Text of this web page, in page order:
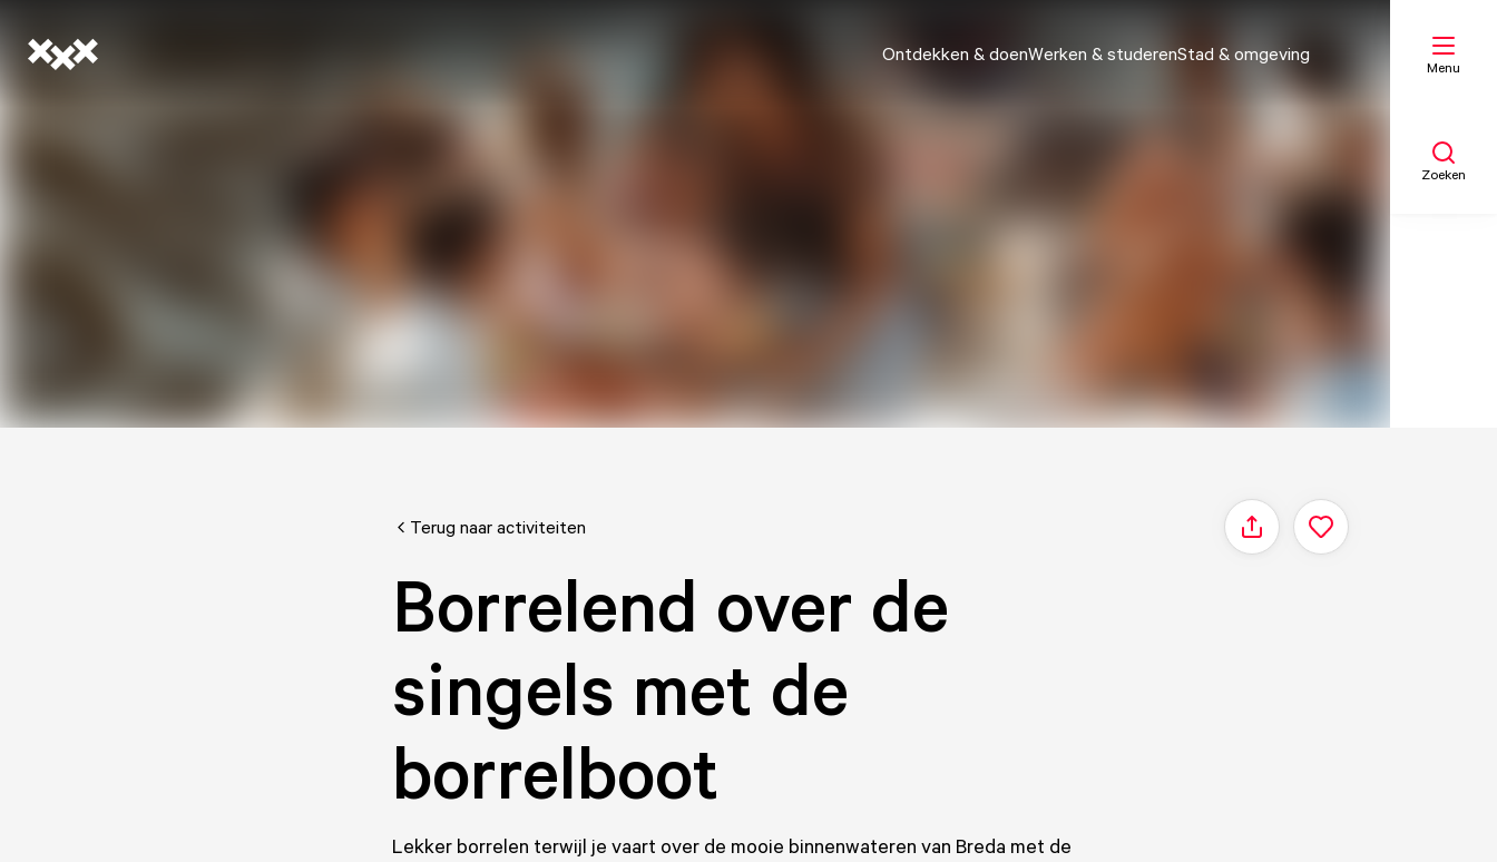
Ontdekken & doenWerken & studerenStad & omgeving
Menu
Zoeken
Terug naar activiteiten Delen
Borrelend over de
singels met de
borrelboot
Lekker borrelen terwijl je vaart over de mooie binnenwateren van Breda met de